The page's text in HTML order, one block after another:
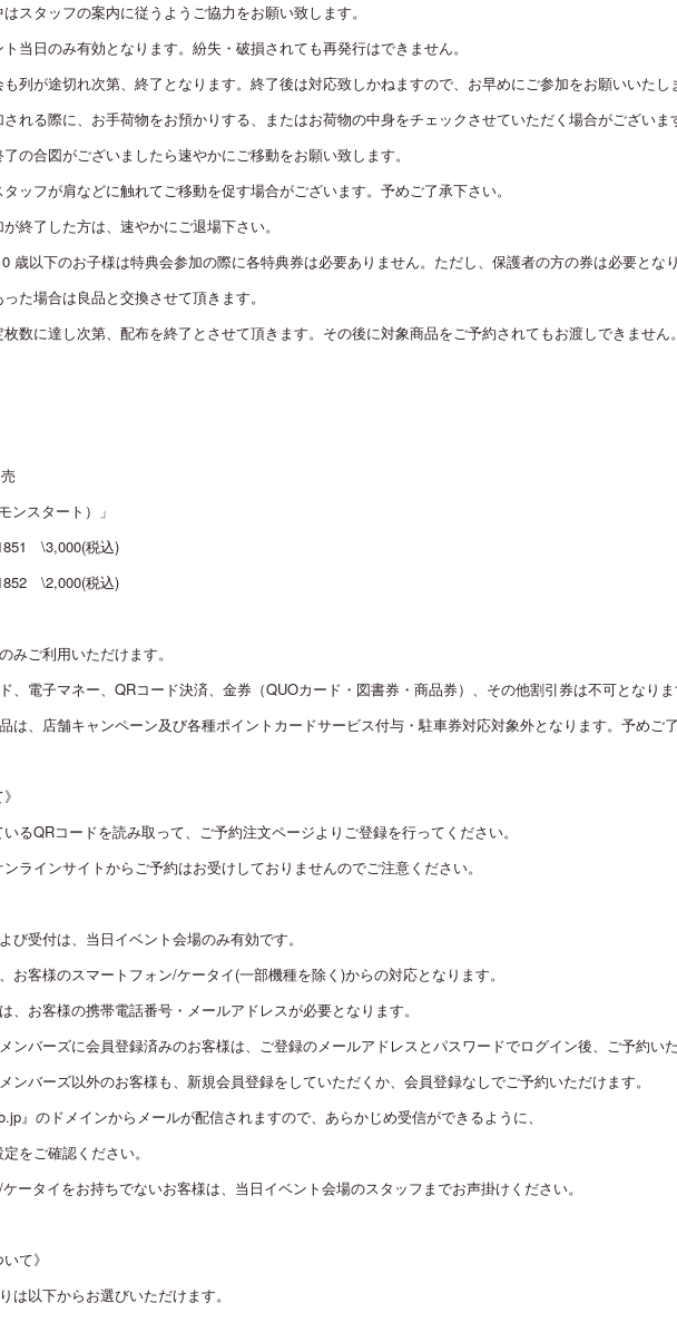
はスタッフの案内に従うようご協力をお願い致します。
ト当日のみ有効となります。紛失・破損されても再発行はできません。
も列が途切れ次第、終了となります。終了後は対応致しかねますので、お早めにご参加をお願いいたし
される際に、お手荷物をお預かりする、またはお荷物の中身をチェックさせていただく場合がございま
了の合図がございましたら速やかにご移動をお願い致します。
タッフが肩などに触れてご移動を促す場合がございます。予めご了承下さい。
終了した方は、速やかにご退場下さい。
歳以下のお子様は特典会参加の際に各特典券は必要ありません。ただし、保護者の方の券は必要となり
た場合は良品と交換させて頂きます。
枚数に達し次第、配布を終了とさせて頂きます。その後に対象商品をご予約されてもお渡しできません。
ンスタート）」
\3,000(税込)
\2,000(税込)
みご利用いただけます。
、電子マネー、QRコード決済、金券（QUOカード・図書券・商品券）、その他割引券は不可となりま
は、店舗キャンペーン及び各種ポイントカードサービス付与・駐車券対応対象外となります。予めご了
るQRコードを読み取って、ご予約注文ページよりご登録を行ってください。
ラインサイトからご予約はお受けしておりませんのでご注意ください。
び受付は、当日イベント会場のみ有効です。
お客様のスマートフォン/ケータイ(一部機種を除く)からの対応となります。
、お客様の携帯電話番号・メールアドレスが必要となります。
ンバーズに会員登録済みのお客様は、ご登録のメールアドレスとパスワードでログイン後、ご予約いた
ンバーズ以外のお客様も、新規会員登録をしていただくか、会員登録なしでご予約いただけます。
』のドメインからメールが配信されますので、あらかじめ受信ができるように、
をご確認ください。
ータイをお持ちでないお客様は、当日イベント会場のスタッフまでお声掛けください。
て》
は以下からお選びいただけます。